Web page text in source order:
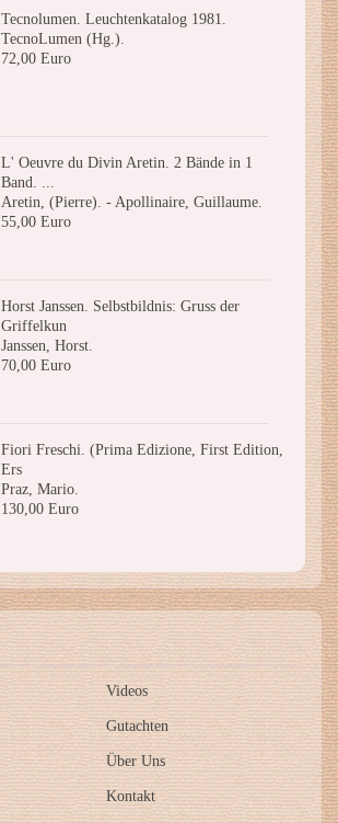
Tecnolumen. Leuchtenkatalog 1981.
TecnoLumen (Hg.).
72,00 Euro
L' Oeuvre du Divin Aretin. 2 Bände in 1
Band. ...
Aretin, (Pierre). - Apollinaire, Guillaume.
55,00 Euro
Horst Janssen. Selbstbildnis: Gruss der
Griffelkun
Janssen, Horst.
70,00 Euro
Fiori Freschi. (Prima Edizione, First Edition,
Ers
Praz, Mario.
130,00 Euro
Videos
Gutachten
Über Uns
Kontakt